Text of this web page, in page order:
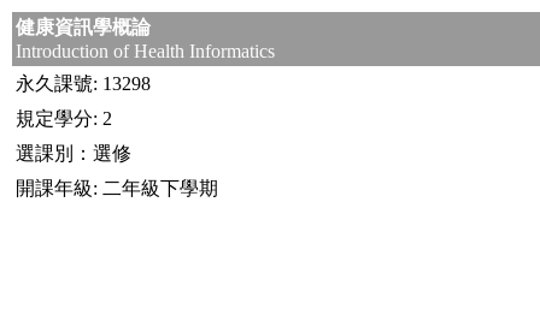
健康資訊學概論
Introduction of Health Informatics
永久課號: 13298
規定學分: 2
選課別：選修
開課年級: 二年級下學期